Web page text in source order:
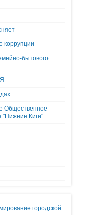
коррупции
бытового
Общественное
"Нижние Киги"
городской